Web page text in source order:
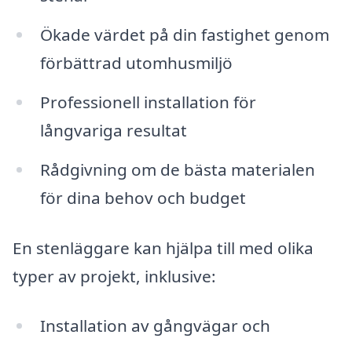
Ökade värdet på din fastighet genom
förbättrad utomhusmiljö
Professionell installation för
långvariga resultat
Rådgivning om de bästa materialen
för dina behov och budget
En stenläggare kan hjälpa till med olika
typer av projekt, inklusive:
Installation av gångvägar och